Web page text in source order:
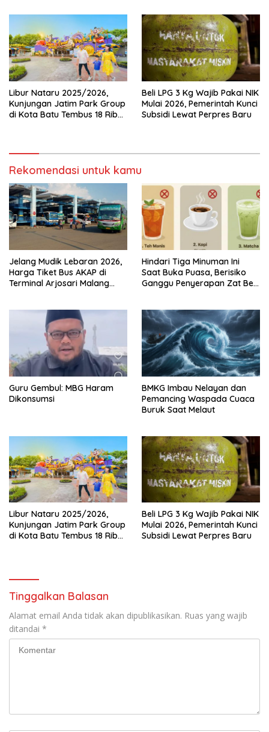
Libur Nataru 2025/2026,
Kunjungan Jatim Park Group
di Kota Batu Tembus 18 Ribu
Beli LPG 3 Kg Wajib Pakai NIK
Mulai 2026, Pemerintah Kunci
Subsidi Lewat Perpres Baru
Rekomendasi untuk kamu
Jelang Mudik Lebaran 2026,
Harga Tiket Bus AKAP di
Terminal Arjosari Malang
Hindari Tiga Minuman Ini
Saat Buka Puasa, Berisiko
Ganggu Penyerapan Zat Besi
Guru Gembul: MBG Haram
Dikonsumsi
BMKG Imbau Nelayan dan
Pemancing Waspada Cuaca
Buruk Saat Melaut
Libur Nataru 2025/2026,
Kunjungan Jatim Park Group
di Kota Batu Tembus 18 Ribu
Beli LPG 3 Kg Wajib Pakai NIK
Mulai 2026, Pemerintah Kunci
Subsidi Lewat Perpres Baru
Tinggalkan Balasan
Alamat email Anda tidak akan dipublikasikan. Ruas yang wajib
ditandai *